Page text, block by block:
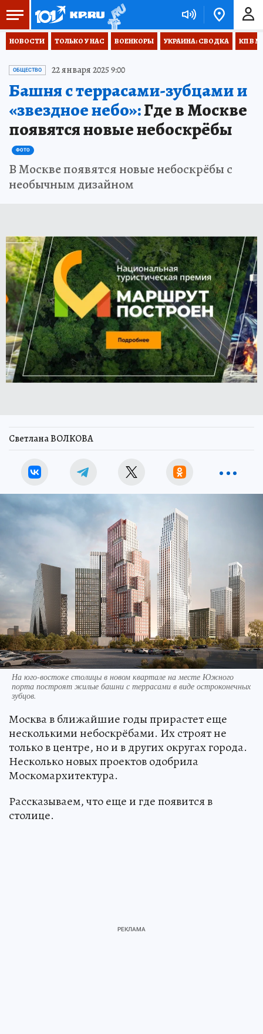
НОВОСТИ ТОЛЬКО У НАС ВОЕНКОРЫ УКРАИНА: СВОДКА КП В
ОБЩЕСТВО 22 января 2025 9:00
Башня с террасами-зубцами и
«звездное небо»:Где в Москве
появятся новые небоскрёбы
ФОТО
В Москве появятся новые небоскрёбы с
необычным дизайном
Светлана ВОЛКОВА
На юго-востоке столицы в новом квартале на месте Южного
порта построят жилые башни с террасами в виде остроконечных
зубцов.
Москва в ближайшие годы прирастет еще
несколькими небоскрёбами. Их строят не
только в центре, но и в других округах города.
Несколько новых проектов одобрила
Москомархитектура.
Рассказываем, что еще и где появится в
столице.